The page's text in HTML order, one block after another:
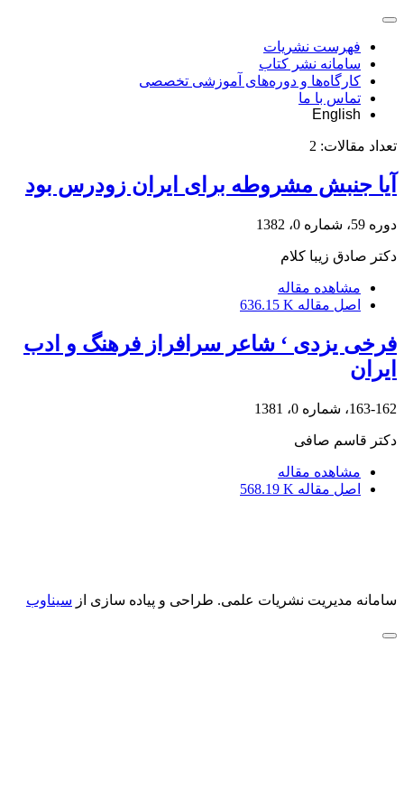
فهرست نشریات
سامانه نشر کتاب
کارگاه‌ها و دوره‌های آموزشی تخصصی
تماس با ما
English
تعداد مقالات: 2
آیا جنبش مشروطه برای ایران زودرس بود
دوره 59، شماره 0، 1382
دکتر صادق زیبا کلام
مشاهده مقاله
اصل مقاله 636.15 K
فرخی یزدی ‘ شاعر سرافراز فرهنگ و ادب
ایران
163-162، شماره 0، 1381
دکتر قاسم صافی
مشاهده مقاله
اصل مقاله 568.19 K
سامانه مدیریت نشریات علمی. طراحی و پیاده سازی از سیناوب